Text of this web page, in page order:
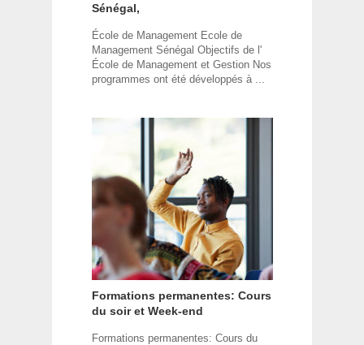
Sénégal,
École de Management Ecole de
Management Sénégal Objectifs de l'
École de Management et Gestion Nos
programmes ont été développés à ...
Formations permanentes: Cours
du soir et Week-end
Formations permanentes: Cours du